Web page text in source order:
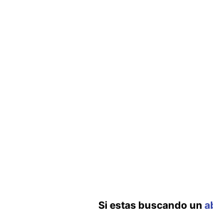
Si estas buscando un